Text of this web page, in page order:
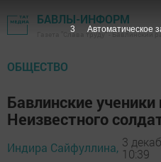
БАВЛЫ-ИНФОРМ
Газета "Слава труду" - Бавлинский
ОБЩЕСТВО
Бавлинские
Неизвестного
Индира Сайфуллина, 3
10:39
1 Автоматическое